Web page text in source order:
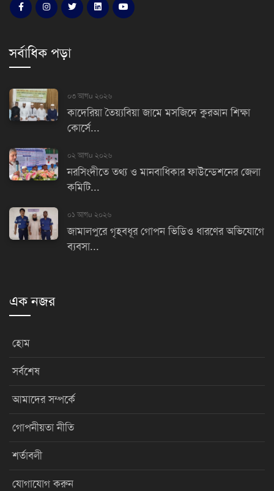
সর্বাধিক পড়া
০৩ আগu ২০২৬
কাদেরিয়া তৈয়্যবিয়া জামে মসজিদে কুরআন শিক্ষা
কোর্সে...
০২ আগu ২০২৬
নরসিংদীতে তথ্য ও মানবাধিকার ফাউন্ডেশনের জেলা
কমিটি...
০১ আগu ২০২৬
জামালপুরে গৃহবধূর গোপন ভিডিও ধারণের অভিযোগে
ব্যবসা...
এক নজর
হোম
সর্বশেষ
আমাদের সম্পর্কে
গোপনীয়তা নীতি
শর্তাবলী
যোগাযোগ করুন